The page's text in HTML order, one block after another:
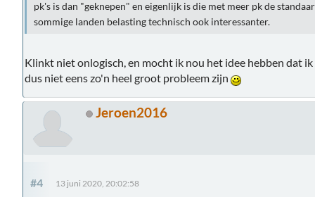
pk's is dan "geknepen" en eigenlijk is die met meer pk de
sommige landen belasting technisch ook interessanter.
Klinkt niet onlogisch, en mocht ik nou het idee hebben dat
dus niet eens zo'n heel groot probleem zijn
Jeroen2016
#4 13 juni 2020, 20:02:58